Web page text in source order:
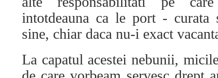
intotdeauna ca le port - curata
sine, chiar daca nu-i exact
La capatul acestei nebunii,